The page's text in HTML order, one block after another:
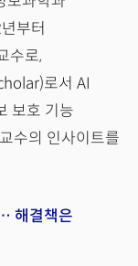
부터
수로,
로서 AI
보호 기능
수의 인사이트를
해결책은